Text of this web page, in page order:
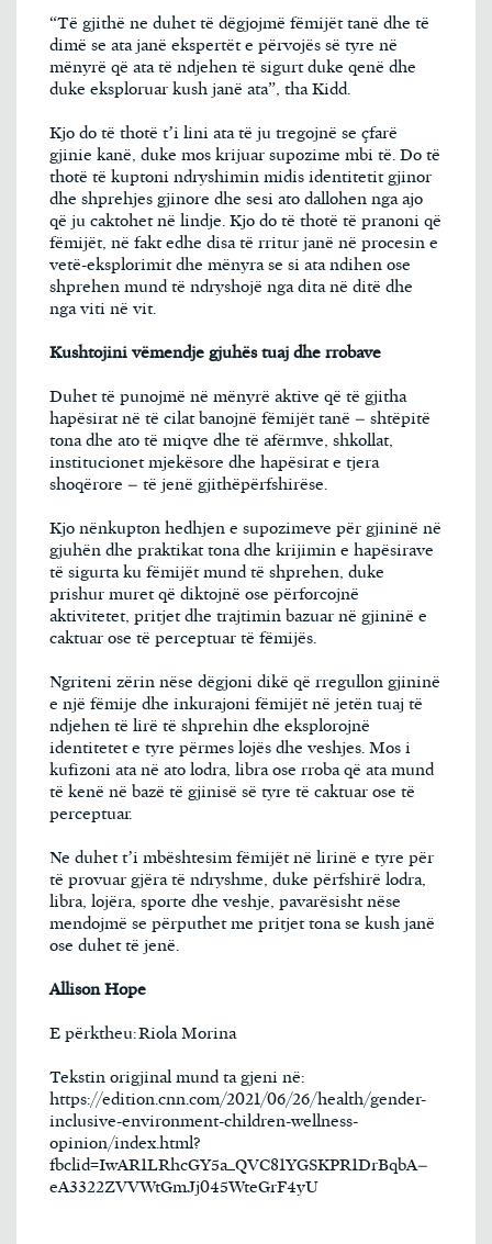
“Të gjithë ne duhet të dëgjojmë fëmijët tanë dhe të
dimë se ata janë ekspertët e përvojës së tyre në
mënyrë që ata të ndjehen të sigurt duke qenë dhe
duke eksploruar kush janë ata”, tha Kidd.
Kjo do të thotë t’i lini ata të ju tregojnë se çfarë
gjinie kanë, duke mos krijuar supozime mbi të. Do të
thotë të kuptoni ndryshimin midis identitetit gjinor
dhe shprehjes gjinore dhe sesi ato dallohen nga ajo
që ju caktohet në lindje. Kjo do të thotë të pranoni që
fëmijët, në fakt edhe disa të rritur janë në procesin e
vetë-eksplorimit dhe mënyra se si ata ndihen ose
shprehen mund të ndryshojë nga dita në ditë dhe
nga viti në vit.
Kushtojini vëmendje gjuhës tuaj dhe rrobave
Duhet të punojmë në mënyrë aktive që të gjitha
hapësirat në të cilat banojnë fëmijët tanë – shtëpitë
tona dhe ato të miqve dhe të afërmve, shkollat,
institucionet mjekësore dhe hapësirat e tjera
shoqërore – të jenë gjithëpërfshirëse.
Kjo nënkupton hedhjen e supozimeve për gjininë në
gjuhën dhe praktikat tona dhe krijimin e hapësirave
të sigurta ku fëmijët mund të shprehen, duke
prishur muret që diktojnë ose përforcojnë
aktivitetet, pritjet dhe trajtimin bazuar në gjininë e
caktuar ose të perceptuar të fëmijës.
Ngriteni zërin nëse dëgjoni dikë që rregullon gjininë
e një fëmije dhe inkurajoni fëmijët në jetën tuaj të
ndjehen të lirë të shprehin dhe eksplorojnë
identitetet e tyre përmes lojës dhe veshjes. Mos i
kufizoni ata në ato lodra, libra ose rroba që ata mund
të kenë në bazë të gjinisë së tyre të caktuar ose të
perceptuar.
Ne duhet t’i mbështesim fëmijët në lirinë e tyre për
të provuar gjëra të ndryshme, duke përfshirë lodra,
libra, lojëra, sporte dhe veshje, pavarësisht nëse
mendojmë se përputhet me pritjet tona se kush janë
ose duhet të jenë.
Allison Hope
E përktheu: Riola Morina
Tekstin origjinal mund ta gjeni në:
https://edition.cnn.com/2021/06/26/health/gender-
inclusive-environment-children-wellness-
opinion/index.html?
fbclid=IwAR1LRhcGY5a_QVC81YGSKPR1DrBqbA–
eA3322ZVVWtGmJj045WteGrF4yU